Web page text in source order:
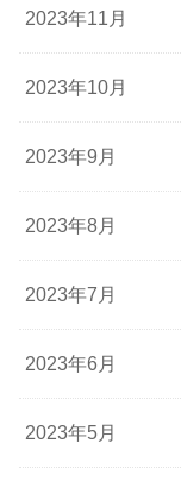
2023年11月
2023年10月
2023年9月
2023年8月
2023年7月
2023年6月
2023年5月